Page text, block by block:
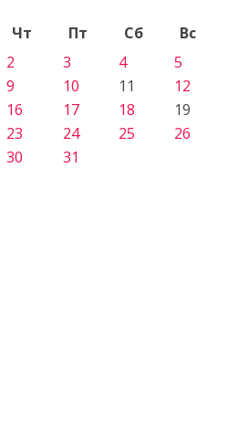
Чт Пт Сб
Вс
2 3 4
5
9 10 11
12
16 17 18
19
23 24 25
26
30 31